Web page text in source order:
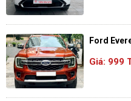
Ford
Giá: 999